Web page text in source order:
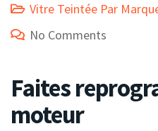
Vitre Teintée Par
No Comments
Faites
moteur